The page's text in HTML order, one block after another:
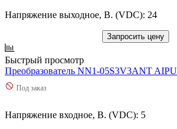
Напряжение выходное, В. (VDC): 24
Запросить цену
Быстрый просмотр
Преобразователь NN1-05S3V3ANT
Под заказ
Напряжение входное, В. (VDC): 5